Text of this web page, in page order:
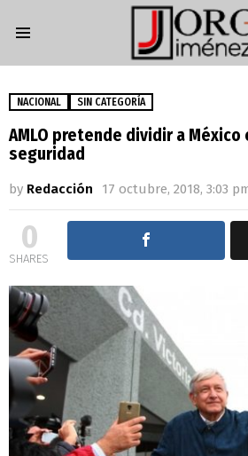
NACIONAL SIN CATEGORÍA
AMLO pretende dividir a México
seguridad
by Redacción 17 octubre, 2018, 3:03
0
SHARES